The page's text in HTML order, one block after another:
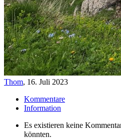
Thom, 16. Juli 2023
Kommentare
Information
Es existieren keine
könnten.